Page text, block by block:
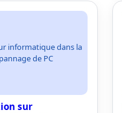
informatique dans la
de PC
sur